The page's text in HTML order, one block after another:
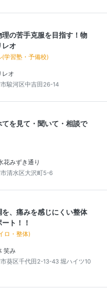
理の苦手克服を目指す！物
レオ
学習塾・予備校)
レオ
駿河区中吉田26-14
を見て・聞いて・相談で
花みずき通り
清水区大沢町5-6
、痛みを感じにくい整体
ト！！
ロ・整体)
笑み
葵区千代田2-13-43 堀ハイツ10